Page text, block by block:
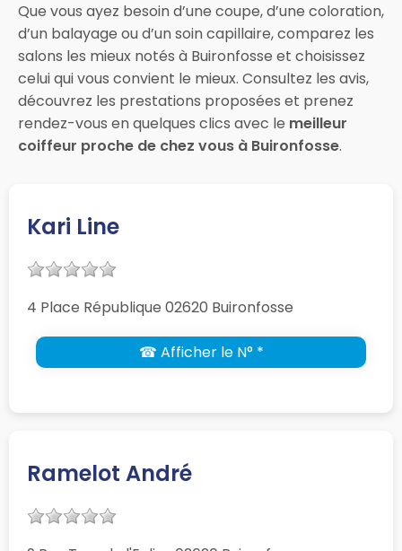
Que vous ayez besoin d’une coupe, d’une coloration,
d’un balayage ou d’un soin capillaire, comparez les
salons les mieux notés à Buironfosse et choisissez
celui qui vous convient le mieux. Consultez les avis,
découvrez les prestations proposées et prenez
rendez-vous en quelques clics avec le meilleur
coiffeur proche de chez vous à Buironfosse.
Kari Line
4 Place République 02620 Buironfosse
☎ Afficher le N° *
Ramelot André